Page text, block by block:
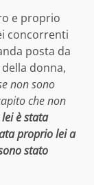
e proprio
concorrenti
posta da
donna,
non sono
che non
lei è stata
proprio lei a
stato